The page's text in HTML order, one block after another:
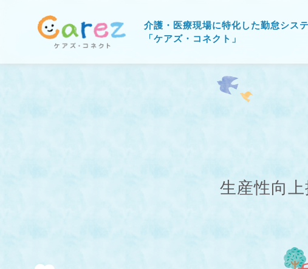
介護・医療現場に特化した勤怠シス
「ケアズ・コネクト」
生産性向